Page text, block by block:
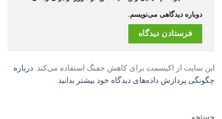
دوباره دیدگاهی می‌نویسم.
این سایت از اکیسمت برای کاهش جفنگ استفاده می‌کند. درباره
چگونگی پردازش داده‌های دیدگاه خود بیشتر بدانید.